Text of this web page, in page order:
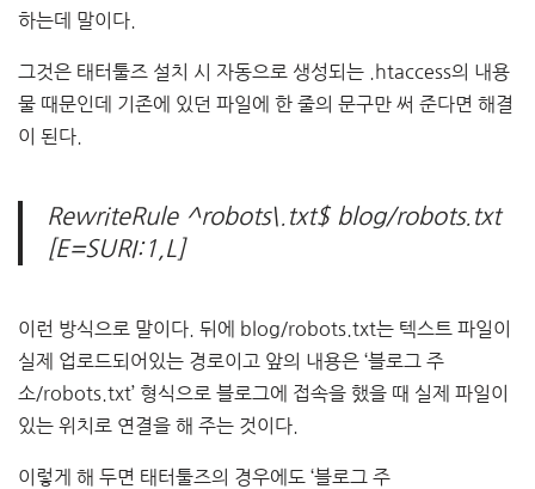
하는데 말이다.
그것은 태터툴즈 설치 시 자동으로 생성되는 .htaccess의 내용
물 때문인데 기존에 있던 파일에 한 줄의 문구만 써 준다면 해결
이 된다.
RewriteRule ^robots\.txt$ blog/robots.txt
[E=SURI:1,L]
이런 방식으로 말이다. 뒤에 blog/robots.txt는 텍스트 파일이
실제 업로드되어있는 경로이고 앞의 내용은 ‘블로그 주
소/robots.txt’ 형식으로 블로그에 접속을 했을 때 실제 파일이
있는 위치로 연결을 해 주는 것이다.
이렇게 해 두면 태터툴즈의 경우에도 ‘블로그 주